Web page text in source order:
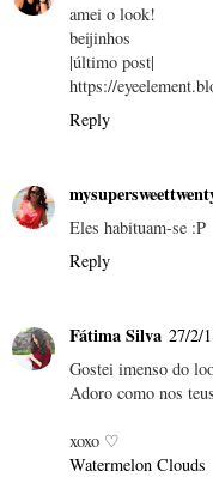
amei o look!
beijinhos
|último post|
https://
Reply
Eles habituam-se :P
Reply
Fátima Silva 27/2/
Gostei imenso do
Adoro como nos
xoxo ♡
Watermelon Clouds